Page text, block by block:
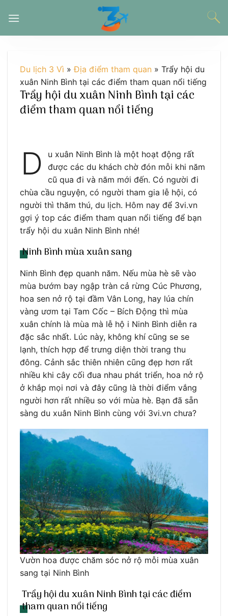
đến
Du lịch 3 Vì »Địa điểm tham quan » Trẩy hội du
xuân Ninh Bình tại các điểm tham quan nổi tiếng
Trẩy hội du xuân Ninh Bình tại các
điểm tham quan nổi tiếng
D
u xuân Ninh Bình là một hoạt động rất
được các du khách chờ đón mỗi khi năm
cũ qua đi và năm mới đến. Có người đi
chùa cầu nguyện, có người tham gia lễ hội, có
người thì thăm thú, du lịch. Hôm nay để 3vi.vn
gợi ý top các điểm tham quan nổi tiếng để bạn
trẩy hội du xuân Ninh Bình nhé!
Ninh Bình mùa xuân sang
Ninh Bình đẹp quanh năm. Nếu mùa hè sẽ vào
mùa bướm bay ngập tràn cả rừng Cúc Phương,
hoa sen nở rộ tại đầm Vân Long, hay lúa chín
vàng ươm tại Tam Cốc – Bích Động thì mùa
xuân chính là mùa mà lễ hộ i Ninh Bình diễn ra
đặc sắc nhất. Lúc này, không khí cũng se se
lạnh, thích hợp để trưng diện thời trang thu
đông. Cảnh sắc thiên nhiên cũng đẹp hơn rất
nhiều khi cây cối đua nhau phát triển, hoa nở rộ
ở khắp mọi nơi và đây cũng là thời điểm vắng
người hơn rất nhiều so với mùa hè. Bạn đã sẵn
sàng du xuân Ninh Bình cùng với 3vi.vn chưa?
Vườn hoa được chăm sóc nở rộ mỗi mùa xuân
sang tại Ninh Bình
Trẩy hội du xuân Ninh Bình tại các điểm
tham quan nổi tiếng